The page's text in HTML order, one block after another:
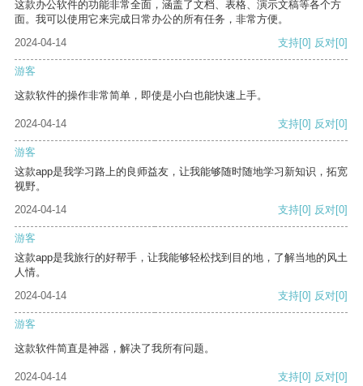
这款办公软件的功能非常全面，涵盖了文档、表格、演示文稿等各个方
面。我可以使用它来完成日常办公的所有任务，非常方便。
2024-04-14
支持[0] 反对[0]
游客
这款软件的操作非常简单，即使是小白也能快速上手。
2024-04-14 支持[0] 反对[0]
游客
这款app是我学习路上的良师益友，让我能够随时随地学习新知识，拓宽
视野。
2024-04-14
支持[0] 反对[0]
游客
这款app是我旅行的好帮手，让我能够轻松找到目的地，了解当地的风土
人情。
2024-04-14
支持[0] 反对[0]
游客
这款软件简直是神器，解决了我所有问题。
2024-04-14 支持[0] 反对[0]